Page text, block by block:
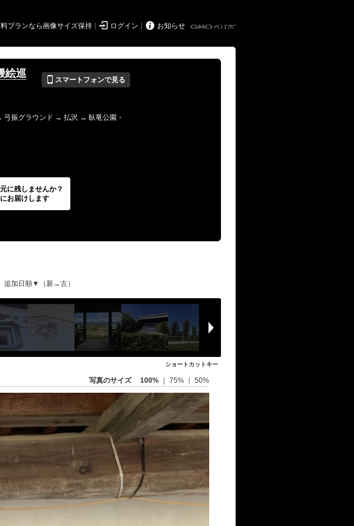
プランなら画像サイズ保持  ログイン  お知らせ
絵巡
📱 スマートフォンで見る
振グラウンド → 払沢 → 臥竜公園・
---
追加日順▼（新→古）
ショートカットキー
写真のサイズ 100% 75% 50%
に残しませんか？
お届けします